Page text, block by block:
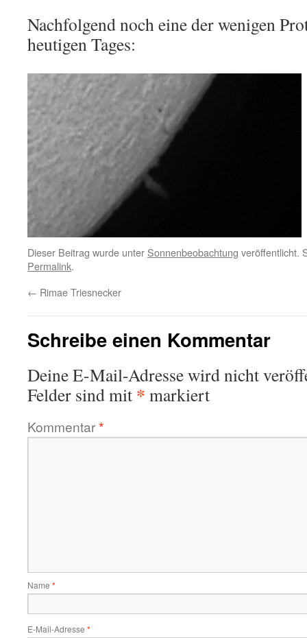
Nachfolgend noch eine der wenigen
heutigen Tages:
Dieser Beitrag wurde unter Sonnenbeobachtung veröffentlicht.
Permalink.
← Rimae Triesnecker
Schreibe einen Kommentar
Deine E-Mail-Adresse wird nicht
Felder sind mit * markiert
Kommentar*
Name *
E-Mail-Adresse *